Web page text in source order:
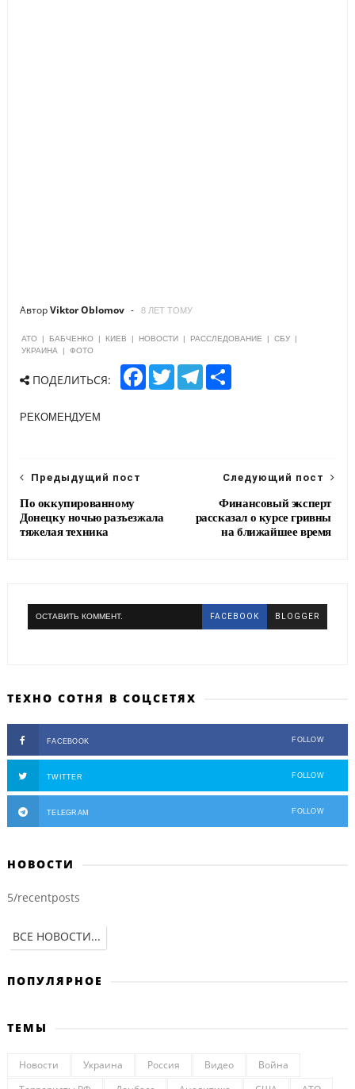
АвторViktor Oblomov 8 ЛЕТ ТОМУ
АТО | БАБЧЕНКО | КИЕВ | НОВОСТИ | РАССЛЕДОВАНИЕ | СБУ
|
УКРАИНА
| ФОТО
ПОДЕЛИТЬСЯ:
F
T
w
T
e
S
РЕКОМЕНДУЕМ
Следующий пост
Финансовый эксперт
рассказал о курсе гривны
на ближайшее время
Предыдущий пост
По оккупированному
Донецку ночью разъезжала
тяжелая техника
ОСТАВИТЬ КОММЕНТ. FACEBOOK BLOGGER
ТЕХНО СОТНЯ В СОЦСЕТЯХ
FACEBOOK FOLLOW
TWITTER FOLLOW
TELEGRAM FOLLOW
НОВОСТИ
5/recentposts
ВСЕ НОВОСТИ...
ПОПУЛЯРНОЕ
ТЕМЫ
Новости Украина Россия Видео
Война